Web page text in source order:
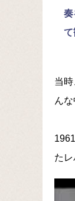
奏
て
当
ん
た